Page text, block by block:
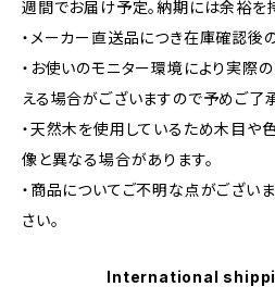
週間でお届け予定。納期には余裕を
・メーカー直送品につき在庫確認後
・お使いのモニター環境により実際
える場合がございますので予めご了
・天然木を使用しているため木目や
像と異なる場合があります。
・商品についてご不明な点がござい
さい。
International